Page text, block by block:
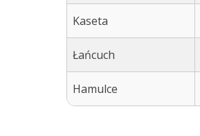
Kaseta
Łańcuch
Hamulce